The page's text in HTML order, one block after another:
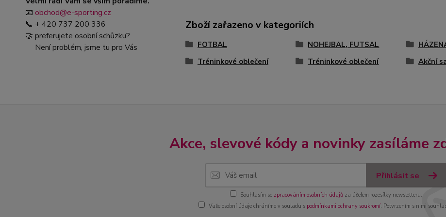
📧 obchod@e-sporting.cz
📞 + 420 737 200 336
🤝 preferujete osobní schůzku?
Není problém, jsme tu pro Vás
Zboží zařazeno v kategoriích
FOTBAL NOHEJBAL, FUTSAL
Tréninkové oblečení
Tréninkové oblečení Akční
Akce, slevové kódy a novinky zasíláme
Přihlásit se
Souhlasím se zpracováním osobních údajů za účelem rozesílky newsletteru.
Vaše osobní údaje chráníme v souladu s podmínkami ochrany soukromí. Potvrzením s nimi